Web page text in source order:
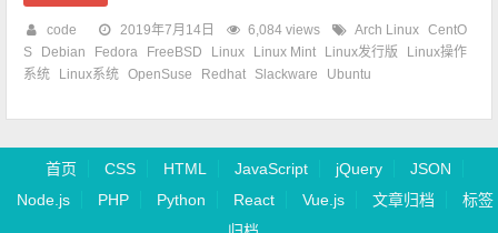
code 2019年7月14日 6,084 views Arch Linux CentO
S
Debian Fedora FreeBSD Linux Linux Mint Linux发行版
Linux操作
系统
Linux系统 OpenSuse Redhat Slackware Ubuntu
首页 CSS HTML JavaScript jQuery
JSON
Node.js
PHP Python React Vue.js 文章归档
标签